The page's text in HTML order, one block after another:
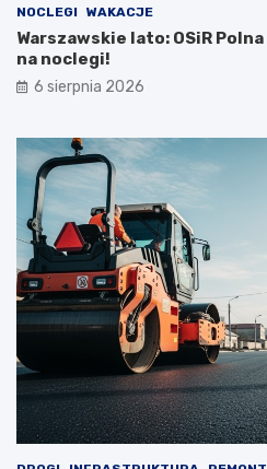
NOCLEGI WAKACJE
Warszawskie lato: OSiR
na noclegi!
6 sierpnia 2026